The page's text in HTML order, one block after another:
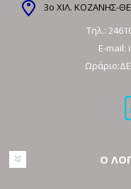
3ο ΧΙΛ. ΚΟΖΑΝΗΣ-
Τηλ.:
E-mail:
Ο